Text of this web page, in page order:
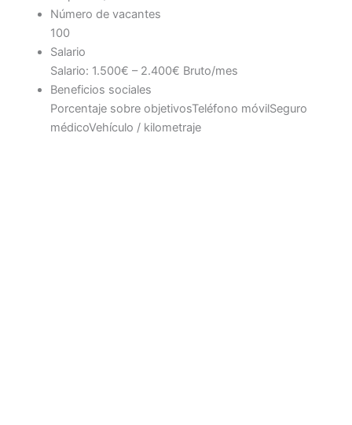
Número de vacantes
100
Salario
Salario: 1.500€ – 2.400€ Bruto/mes
Beneficios sociales
Porcentaje sobre objetivosTeléfono móvilSeguro
médicoVehículo / kilometraje